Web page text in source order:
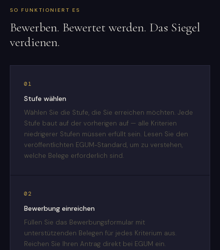
SO FUNKTIONIERT ES
Bewerben. Bewertet werden. Das Siegel
verdienen.
01
Stufe wählen
Wählen Sie die Stufe, die Sie erreichen möchten. Jede
Stufe baut auf der vorherigen auf — alle Kriterien
niedrigerer Stufen müssen erfüllt sein. Lesen Sie den
veröffentlichten EGUM-Standard, um zu verstehen,
welche Belege erforderlich sind.
02
Bewerbung einreichen
Füllen Sie das Bewerbungsformular mit
unterstützenden Belegen für jedes Kriterium aus.
Reichen Sie Ihren Antrag direkt bei EGUM ein.